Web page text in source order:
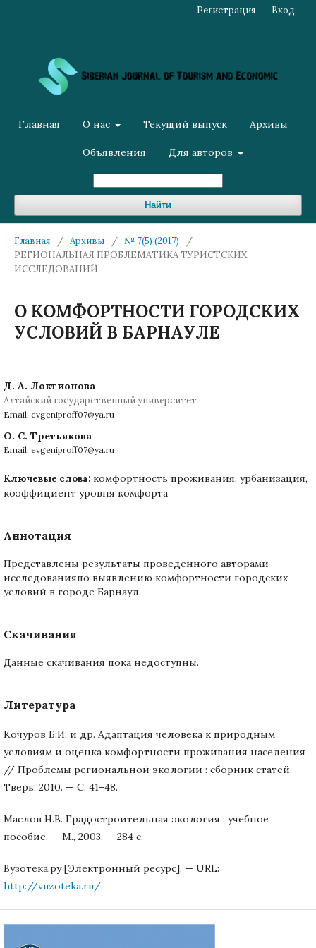
Главная О нас Текущий выпуск Архивы
Объявления Для авторов
Найти
Регистрация Вход
Главная / Архивы / № 7(5) (2017)
/
РЕГИОНАЛЬНАЯ ПРОБЛЕМАТИКА ТУРИСТСКИХ
ИССЛЕДОВАНИЙ
О КОМФОРТНОСТИ ГОРОДСКИХ
УСЛОВИЙ В БАРНАУЛЕ
Д. А. Локтионова
Алтайский государственный университет
Email: evgeniproff07@ya.ru
О. С. Третьякова
Email: evgeniproff07@ya.ru
Ключевые слова: комфортность проживания, урбанизация,
коэффициент уровня комфорта
Аннотация
Представлены результаты проведенного авторами
исследованияпо выявлению комфортности городских
условий в городе Барнаул.
Скачивания
Данные скачивания пока недоступны.
Литература
Кочуров Б.И. и др. Адаптация человека к природным
условиям и оценка комфортности проживания населения
// Проблемы региональной экологии : сборник статей. —
Тверь, 2010. — С. 41–48.
Маслов Н.В. Градостроительная экология : учебное
пособие. — М., 2003. — 284 с.
Вузотека.ру [Электронный ресурс]. — URL:
http://vuzoteka.ru/.